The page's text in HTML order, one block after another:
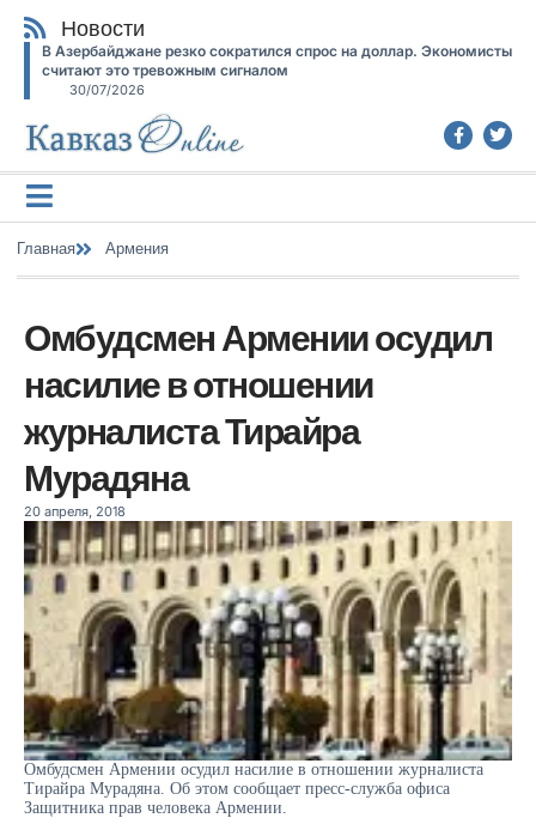
Новости
В Азербайджане резко сократился спрос на доллар. Экономисты
считают это тревожным сигналом
30/07/2026
Главная Армения
Омбудсмен Армении осудил
насилие в отношении
журналиста Тирайра
Мурадяна
20 апреля, 2018
Омбудсмен Армении осудил насилие в отношении журналиста
Тирайра Мурадяна. Об этом сообщает пресс-служба офиса
Защитника прав человека Армении.